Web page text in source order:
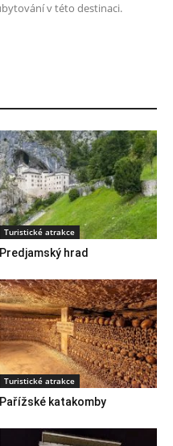
v této destinaci.
Turistické atrakce
Predjamský hrad
Turistické atrakce
Pařížské katakomby